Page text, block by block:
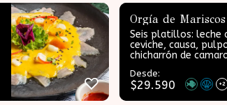
Orgía de Mariscos
Seis platillos: leche
ceviche, causa,
chicharrón de
Desde:
$29.590 +2